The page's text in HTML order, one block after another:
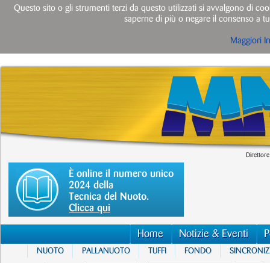
È online il numero unico
2024 della
Tecnica del Nuoto.
Clicca qui
Home Notizie & Eventi
NUOTO PALLANUOTO TUFFI FONDO
Questo sito o gli strumenti terzi da questo utilizzati si avvalgono di
saperne di più o negare il consenso a
Maggiori